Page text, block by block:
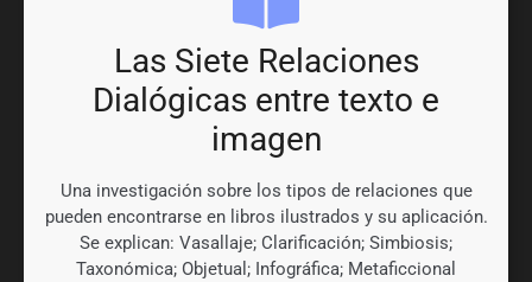
Las Siete Relaciones
Dialógicas entre texto e
imagen
Una investigación sobre los tipos de relaciones que
pueden encontrarse en libros ilustrados y su aplicación.
Se explican: Vasallaje; Clarificación; Simbiosis;
Taxonómica; Objetual; Infográfica; Metaficcional